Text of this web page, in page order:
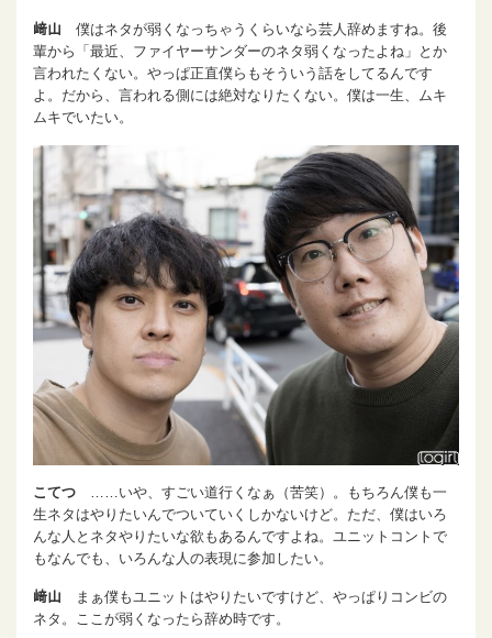
﨑山 僕はネタが弱くなっちゃうくらいなら芸人辞めますね。後
輩から「最近、ファイヤーサンダーのネタ弱くなったよね」とか
言われたくない。やっぱ正直僕らもそういう話をしてるんです
よ。だから、言われる側には絶対なりたくない。僕は一生、ムキ
ムキでいたい。
こてつ ……いや、すごい道行くなぁ（苦笑）。もちろん僕も一
生ネタはやりたいんでついていくしかないけど。ただ、僕はいろ
んな人とネタやりたいな欲もあるんですよね。ユニットコントで
もなんでも、いろんな人の表現に参加したい。
﨑山 まぁ僕もユニットはやりたいですけど、やっぱりコンビの
ネタ。ここが弱くなったら辞め時です。